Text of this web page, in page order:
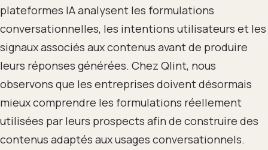
plateformes IA analysent les formulations
conversationnelles, les intentions utilisateurs et les
signaux associés aux contenus avant de produire
leurs réponses générées. Chez Qlint, nous
observons que les entreprises doivent désormais
mieux comprendre les formulations réellement
utilisées par leurs prospects afin de construire des
contenus adaptés aux usages conversationnels.